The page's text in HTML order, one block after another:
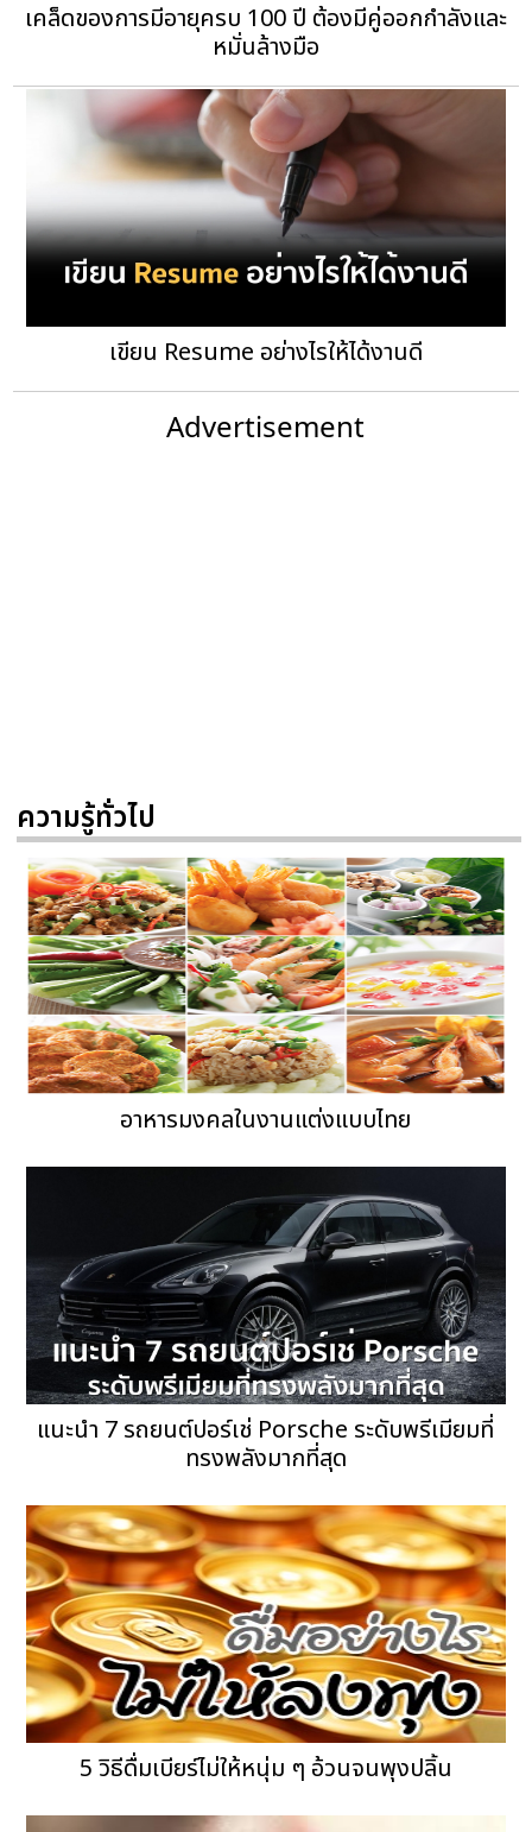
เคล็ดของการมีอายุครบ 100 ปี ต้องมีคู่ออกกำลังและ
หมั่นล้างมือ
เขียน Resume อย่างไรให้ได้งานดี
Advertisement
ความรู้ทั่วไป
อาหารมงคลในงานแต่งแบบไทย
แนะนำ 7 รถยนต์ปอร์เช่ Porsche ระดับพรีเมียมที่
ทรงพลังมากที่สุด
5 วิธีดื่มเบียร์ไม่ให้หนุ่ม ๆ อ้วนจนพุงปลิ้น